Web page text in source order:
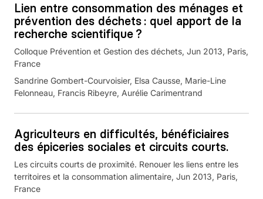
Lien entre consommation des ménages et
prévention des déchets : quel apport de la
recherche scientifique ?
Colloque Prévention et Gestion des déchets, Jun 2013, Paris,
France
Sandrine Gombert-Courvoisier, Elsa Causse, Marie-Line
Felonneau, Francis Ribeyre, Aurélie Carimentrand
Agriculteurs en difficultés, bénéficiaires
des épiceries sociales et circuits courts.
Les circuits courts de proximité. Renouer les liens entre les
territoires et la consommation alimentaire, Jun 2013, Paris,
France